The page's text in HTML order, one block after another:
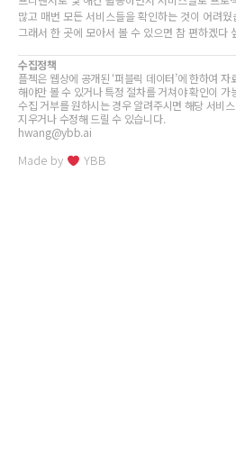
많고 매번 모든 서비스들을 확인하는 것이 어려웠
그래서 한 곳에 모아서 볼 수 있으면 참 편하겠다
수집정책
플젝은 웹상에 공개된 ‘퍼블릭 데이터’에 한하여
해야만 볼 수 있거나 특정 절차를 거쳐야 확인이
수집 거부를 원하시는 경우 알려주시면 해당 서비
지우거나 수정해 드릴 수 있습니다.
hwang@ybb.ai
Made by YBB